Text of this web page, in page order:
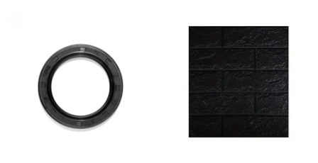
Umerase pentru haine si suporturi
Uscatoare si standere haine
Bucatarie si electrocasnice
Masini de carnati si accesorii
Espressoare si cafetiere